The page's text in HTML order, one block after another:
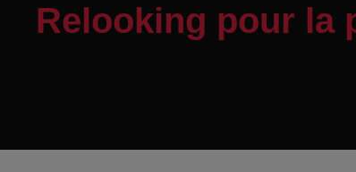
Relooking pour la